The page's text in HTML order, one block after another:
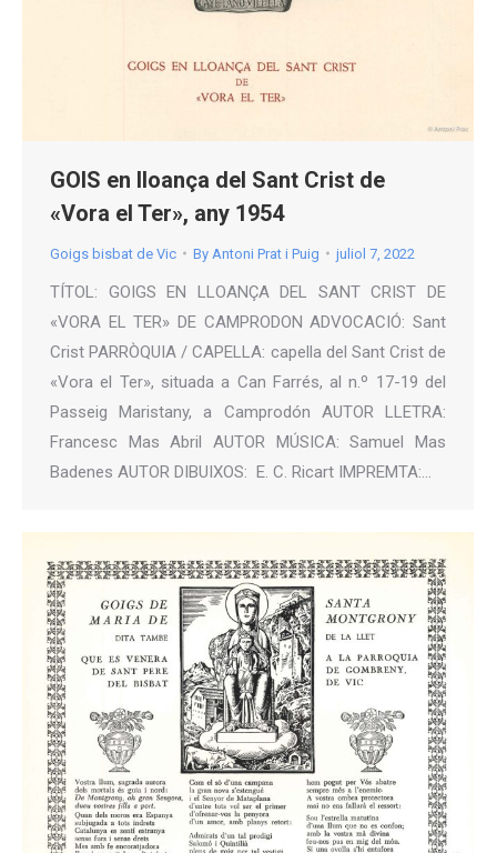
GOIS en lloança del Sant Crist de
«Vora el Ter», any 1954
Goigs bisbat de Vic By Antoni Prat i Puig juliol 7, 2022
TÍTOL: GOIGS EN LLOANÇA DEL SANT CRIST DE
«VORA EL TER» DE CAMPRODON ADVOCACIÓ: Sant
Crist PARRÒQUIA / CAPELLA: capella del Sant Crist de
«Vora el Ter», situada a Can Farrés, al n.º 17-19 del
Passeig Maristany, a Camprodón AUTOR LLETRA:
Francesc Mas Abril AUTOR MÚSICA: Samuel Mas
Badenes AUTOR DIBUIXOS: E. C. Ricart IMPREMTA:…